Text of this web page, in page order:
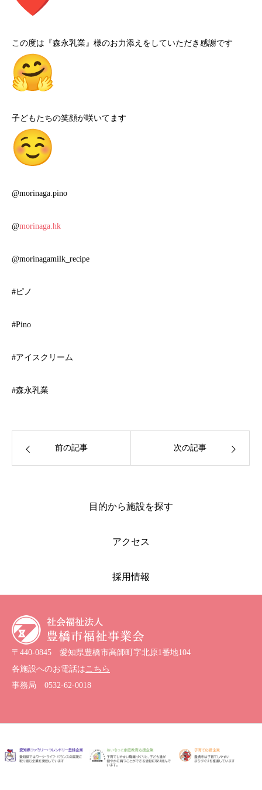
この度は『森永乳業』様のお力添えをしていただき感謝です
子どもたちの笑顔が咲いてます
@morinaga.pino
@morinaga.hk
@morinagamilk_recipe
#ピノ
#Pino
#アイスクリーム
#森永乳業
前の記事 次の記事
目的から施設を探す
アクセス
採用情報
〒440-0845 愛知県豊橋市高師町字北原1番地104
各施設へのお電話は こちら
事務局 0532-62-0018